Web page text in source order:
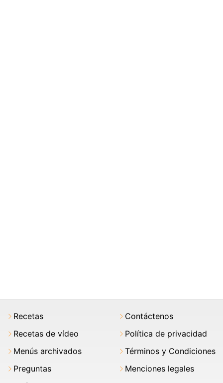
Recetas
Recetas de vídeo
Menús archivados
Preguntas
Contáctenos
Política de privacidad
Términos y Condiciones
Menciones legales